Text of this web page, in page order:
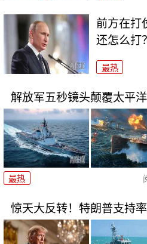
前方在打
还怎么打？
最热
解放军五秒镜头颠覆太平
最热
惊天大反转！特朗普支持